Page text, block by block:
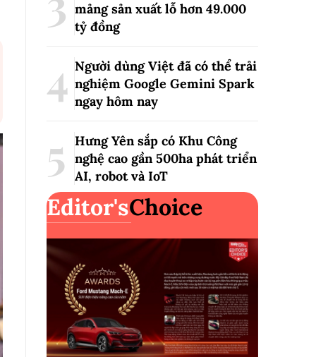
mảng sản xuất lỗ hơn 49.000
tỷ đồng
Người dùng Việt đã có thể trải
nghiệm Google Gemini Spark
ngay hôm nay
Hưng Yên sắp có Khu Công
nghệ cao gần 500ha phát triển
AI, robot và IoT
Editor'sChoice